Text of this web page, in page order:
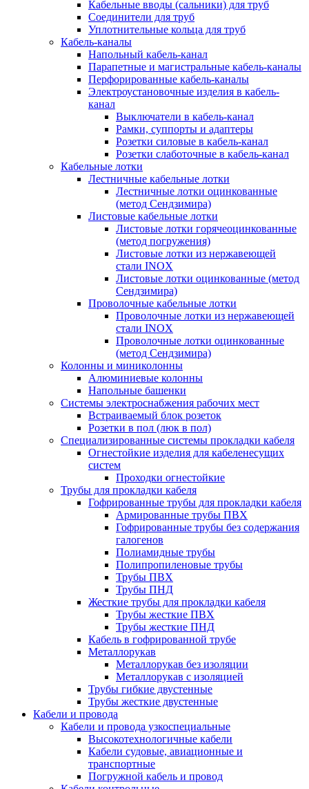
Кабельные вводы (сальники) для труб
Соединители для труб
Уплотнительные кольца для труб
Кабель-каналы
Напольный кабель-канал
Парапетные и магистральные кабель-каналы
Перфорированные кабель-каналы
Электроустановочные изделия в кабель-
канал
Выключатели в кабель-канал
Рамки, суппорты и адаптеры
Розетки силовые в кабель-канал
Розетки слаботочные в кабель-канал
Кабельные лотки
Лестничные кабельные лотки
Лестничные лотки оцинкованные
(метод Сендзимира)
Листовые кабельные лотки
Листовые лотки горячеоцинкованные
(метод погружения)
Листовые лотки из нержавеющей
стали INOX
Листовые лотки оцинкованные (метод
Сендзимира)
Проволочные кабельные лотки
Проволочные лотки из нержавеющей
стали INOX
Проволочные лотки оцинкованные
(метод Сендзимира)
Колонны и миниколонны
Алюминиевые колонны
Напольные башенки
Системы электроснабжения рабочих мест
Встраиваемый блок розеток
Розетки в пол (люк в пол)
Специализированные системы прокладки кабеля
Огнестойкие изделия для кабеленесущих
систем
Проходки огнестойкие
Трубы для прокладки кабеля
Гофрированные трубы для прокладки кабеля
Армированные трубы ПВХ
Гофрированные трубы без содержания
галогенов
Полиамидные трубы
Полипропиленовые трубы
Трубы ПВХ
Трубы ПНД
Жесткие трубы для прокладки кабеля
Трубы жесткие ПВХ
Трубы жесткие ПНД
Кабель в гофрированной трубе
Металлорукав
Металлорукав без изоляции
Металлорукав с изоляцией
Трубы гибкие двустенные
Трубы жесткие двустенные
Кабели и провода
Кабели и провода узкоспециальные
Высокотехнологичные кабели
Кабели судовые, авиационные и
транспортные
Погружной кабель и провод